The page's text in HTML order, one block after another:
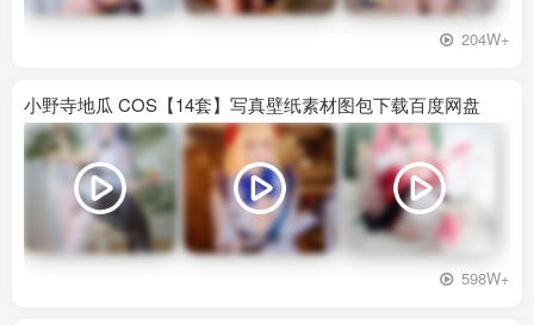
204W+
小野寺地瓜 COS【14套】写真壁纸素材图包下载百度网盘
598W+